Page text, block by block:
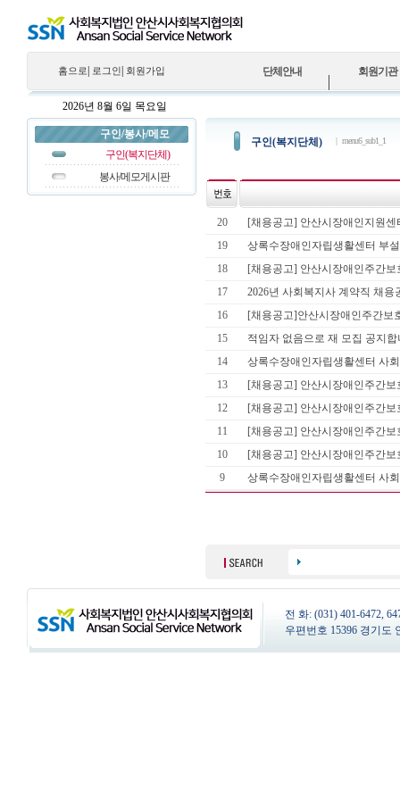
홈으로 로그인 회원가입 단체안내 회원기관
법인연혁
안산시사회복지협의회 지
원..
찾아오시는길
법인 회의록
행사소식
2026년 8월 6일 목요일
구인/봉사/메모
구인(복지단체)
봉사/메모게시판
구인(복지단체) | menu6_sub1_1
20
[채용공고] 안산시장애인지원
19
상록수장애인자립생활센터 부
18
[채용공고] 안산시장애인주간
17
2026년 사회복지사 계약직 채
16
[채용공고]안산시장애인주간보
15
적임자 없음으로 재 모집 공지합
14
상록수장애인자립생활센터 사
13
[채용공고] 안산시장애인주간
12
[채용공고] 안산시장애인주간
11
[채용공고] 안산시장애인주간
10
[채용공고] 안산시장애인주간
9
상록수장애인자립생활센터 사
전 화: (031) 401-6472,
우편번호 15396 경기도